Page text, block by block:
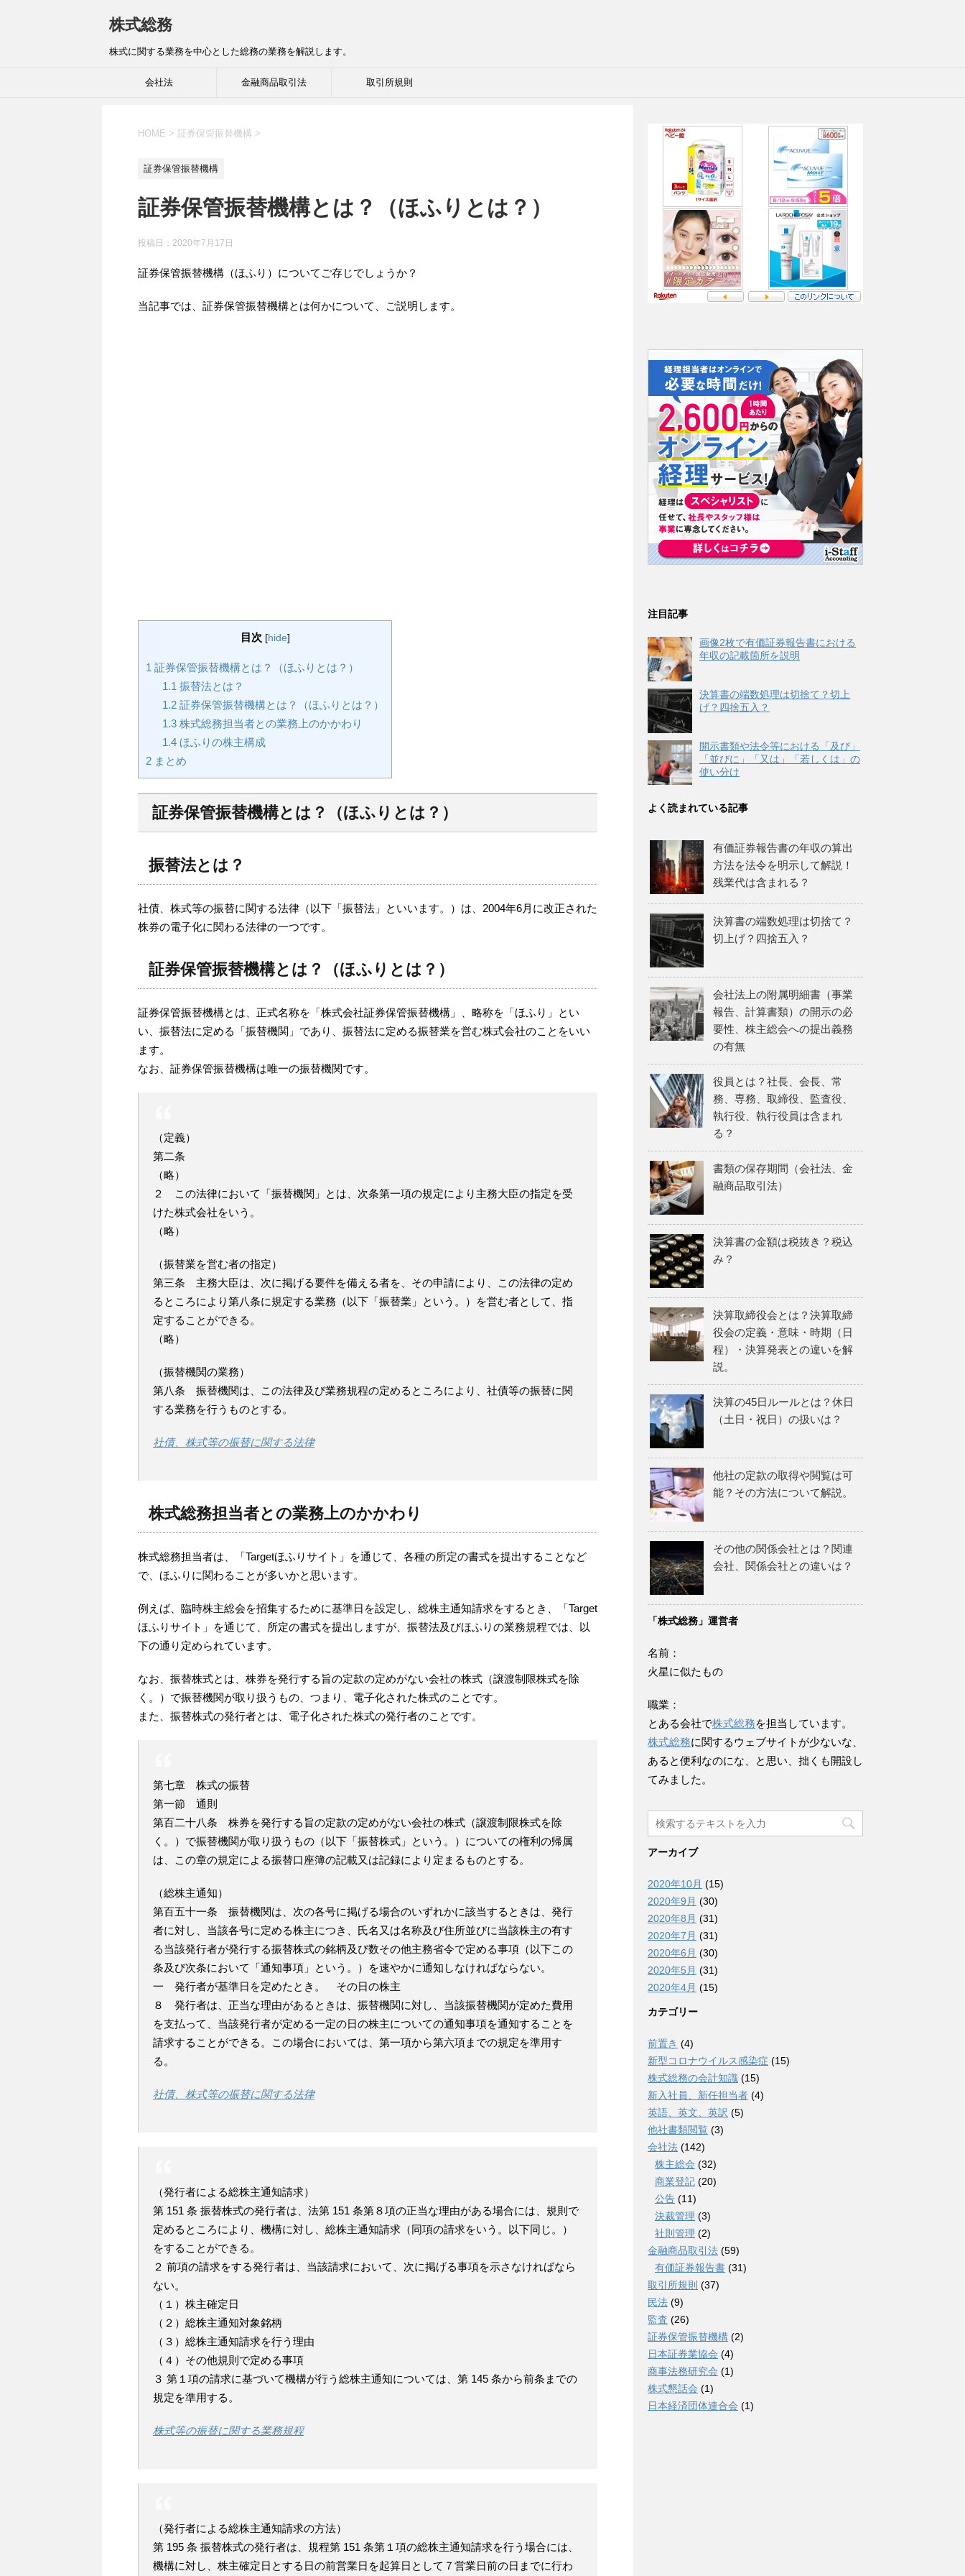
株式総務
株式に関する業務を中心とした総務の業務を解説します。
会社法 金融商品取引法 取引所規則
HOME > 証券保管振替機構 >
証券保管振替機構
証券保管振替機構とは？（ほふりとは？）
投稿日： 2020年7月17日
証券保管振替機構（ほふり）についてご存じでしょうか？
当記事では、証券保管振替機構とは何かについて、ご説明します。
目次 [hide]
1 証券保管振替機構とは？（ほふりとは？）
1.1 振替法とは？
1.2証券保管振替機構とは？（ほふりとは？）
1.3株式総務担当者との業務上のかかわり
1.4ほふりの株主構成
2 まとめ
証券保管振替機構とは？（ほふりとは？）
振替法とは？
社債、株式等の振替に関する法律（以下「振替法」といいます。）は、2004年6月に改正された
株券の電子化に関わる法律の一つです。
証券保管振替機構とは？（ほふりとは？）
証券保管振替機構とは、正式名称を「株式会社証券保管振替機構」、略称を「ほふり」とい
い、振替法に定める「振替機関」であり、振替法に定める振替業を営む株式会社のことをいい
ます。
なお、証券保管振替機構は唯一の振替機関です。
（定義）
第二条
（略）
２ この法律において「振替機関」とは、次条第一項の規定により主務大臣の指定を受
けた株式会社をいう。
（略）
（振替業を営む者の指定）
第三条 主務大臣は、次に掲げる要件を備える者を、その申請により、この法律の定め
るところにより第八条に規定する業務（以下「振替業」という。）を営む者として、指
定することができる。
（略）
（振替機関の業務）
第八条 振替機関は、この法律及び業務規程の定めるところにより、社債等の振替に関
する業務を行うものとする。
社債、株式等の振替に関する法律
株式総務担当者との業務上のかかわり
株式総務担当者は、「Targetほふりサイト」を通じて、各種の所定の書式を提出することなど
で、ほふりに関わることが多いかと思います。
例えば、臨時株主総会を招集するために基準日を設定し、総株主通知請求をするとき、「Target
ほふりサイト」を通じて、所定の書式を提出しますが、振替法及びほふりの業務規程では、以
下の通り定められています。
なお、振替株式とは、株券を発行する旨の定款の定めがない会社の株式（譲渡制限株式を除
く。）で振替機関が取り扱うもの、つまり、電子化された株式のことです。
また、振替株式の発行者とは、電子化された株式の発行者のことです。
第七章 株式の振替
第一節 通則
第百二十八条 株券を発行する旨の定款の定めがない会社の株式（譲渡制限株式を除
く。）で振替機関が取り扱うもの（以下「振替株式」という。）についての権利の帰属
は、この章の規定による振替口座簿の記載又は記録により定まるものとする。
（総株主通知）
第百五十一条 振替機関は、次の各号に掲げる場合のいずれかに該当するときは、発行
者に対し、当該各号に定める株主につき、氏名又は名称及び住所並びに当該株主の有す
る当該発行者が発行する振替株式の銘柄及び数その他主務省令で定める事項（以下この
条及び次条において「通知事項」という。）を速やかに通知しなければならない。
一 発行者が基準日を定めたとき。 その日の株主
８ 発行者は、正当な理由があるときは、振替機関に対し、当該振替機関が定めた費用
を支払って、当該発行者が定める一定の日の株主についての通知事項を通知することを
請求することができる。この場合においては、第一項から第六項までの規定を準用す
る。
社債、株式等の振替に関する法律
（発行者による総株主通知請求）
第 151 条 振替株式の発行者は、法第 151 条第８項の正当な理由がある場合には、規則で
定めるところにより、機構に対し、総株主通知請求（同項の請求をいう。以下同じ。）
をすることができる。
２ 前項の請求をする発行者は、当該請求において、次に掲げる事項を示さなければなら
ない。
（１）株主確定日
（２）総株主通知対象銘柄
（３）総株主通知請求を行う理由
（４）その他規則で定める事項
３ 第１項の請求に基づいて機構が行う総株主通知については、第 145 条から前条までの
規定を準用する。
株式等の振替に関する業務規程
（発行者による総株主通知請求の方法）
第 195 条 振替株式の発行者は、規程第 151 条第１項の総株主通知請求を行う場合には、
機構に対し、株主確定日とする日の前営業日を起算日として７営業日前の日までに行わ
注目記事
画像2枚で有価証券報告書における
年収の記載箇所を説明
決算書の端数処理は切捨て？切上
げ？四捨五入？
開示書類や法令等における「及び」
「並びに」「又は」「若しくは」の
使い分け
よく読まれている記事
有価証券報告書の年収の算出
方法を法令を明示して解説！
残業代は含まれる？
決算書の端数処理は切捨て？
切上げ？四捨五入？
会社法上の附属明細書（事業
報告、計算書類）の開示の必
要性、株主総会への提出義務
の有無
役員とは？社長、会長、常
務、専務、取締役、監査役、
執行役、執行役員は含まれ
る？
書類の保存期間（会社法、金
融商品取引法）
決算書の金額は税抜き？税込
み？
決算取締役会とは？決算取締
役会の定義・意味・時期（日
程）・決算発表との違いを解
説。
決算の45日ルールとは？休日
（土日・祝日）の扱いは？
他社の定款の取得や閲覧は可
能？その方法について解説。
その他の関係会社とは？関連
会社、関係会社との違いは？
「株式総務」運営者
名前：
火星に似たもの
職業：
とある会社で株式総務を担当しています。
株式総務に関するウェブサイトが少ないな、
あると便利なのにな、と思い、拙くも開設し
てみました。
アーカイブ
2020年10月 (15)
2020年9月 (30)
2020年8月 (31)
2020年7月 (31)
2020年6月 (30)
2020年5月 (31)
2020年4月 (15)
カテゴリー
前置き (4)
新型コロナウイルス感染症 (15)
株式総務の会計知識 (15)
新入社員、新任担当者 (4)
英語、英文、英訳 (5)
他社書類閲覧 (3)
会社法 (142)
株主総会 (32)
商業登記 (20)
公告 (11)
決裁管理 (3)
社則管理 (2)
金融商品取引法 (59)
有価証券報告書 (31)
取引所規則 (37)
民法 (9)
監査 (26)
証券保管振替機構 (2)
日本証券業協会 (4)
商事法務研究会 (1)
株式懇話会 (1)
日本経済団体連合会 (1)